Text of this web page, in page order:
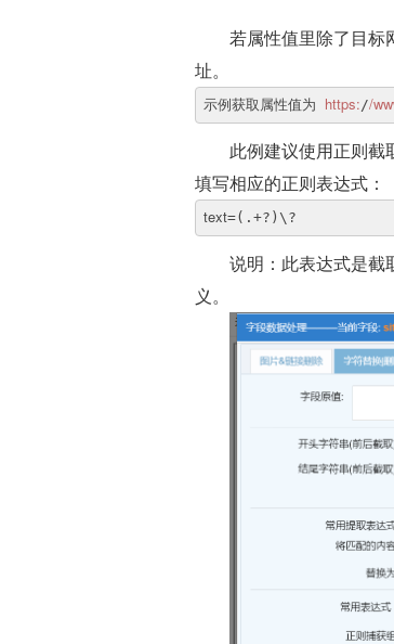
若属性值里除了目标
址。
示例获取属性值为 https://
此例建议使用正则截
填写相应的正则表达式：
text=(.+?)\?
说明：此表达式是截
义。